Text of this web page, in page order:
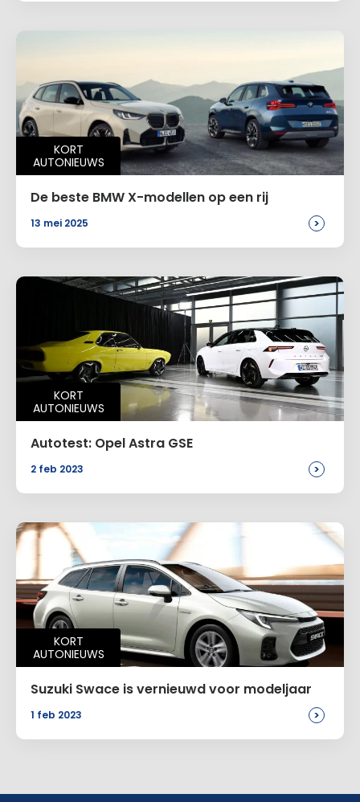
KORT
AUTONIEUWS
De beste BMW X-modellen op een rij
13 mei 2025 >
KORT
AUTONIEUWS
Autotest: Opel Astra GSE
2 feb 2023 >
KORT
AUTONIEUWS
Suzuki Swace is vernieuwd voor modeljaar
1 feb 2023 >